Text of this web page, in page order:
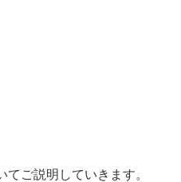
ご説明していきます。